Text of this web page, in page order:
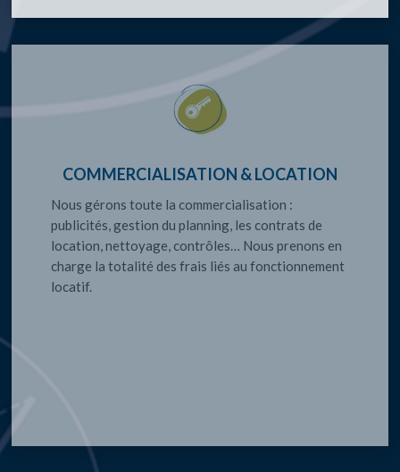
COMMERCIALISATION & LOCATION
Nous gérons toute la commercialisation :
publicités, gestion du planning, les contrats de
location, nettoyage, contrôles… Nous prenons en
charge la totalité des frais liés au fonctionnement
locatif.